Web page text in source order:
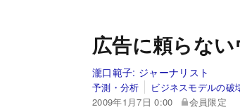
広告に頼らな
瀧口範子: ジャーナリスト
予測・分析
ビジネスモデルの破
2009年1月7日 0:00
会員限定